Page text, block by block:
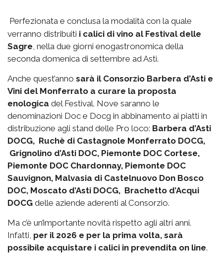
Perfezionata e conclusa la modalità con la quale
verranno distribuiti i calici di vino al Festival delle
Sagre , nella due giorni enogastronomica della
seconda domenica di settembre ad Asti.
Anche quest’anno sarà il Consorzio Barbera d’Asti e
Vini del Monferrato a curare la proposta
enologica del Festival. Nove saranno le
denominazioni Doc e Docg in abbinamento ai piatti in
distribuzione agli stand delle Pro loco: Barbera d’Asti
DOCG, Ruchè di Castagnole Monferrato DOCG,
Grignolino d’Asti DOC, Piemonte DOC Cortese,
Piemonte DOC Chardonnay, Piemonte DOC
Sauvignon, Malvasia di Castelnuovo Don Bosco
DOC, Moscato d’Asti DOCG, Brachetto d’Acqui
DOCG delle aziende aderenti al Consorzio.
Ma c’è un’importante novità rispetto agli altri anni.
Infatti, per il 2026 e per la prima volta, sarà
possibile acquistare i calici in prevendita on line.